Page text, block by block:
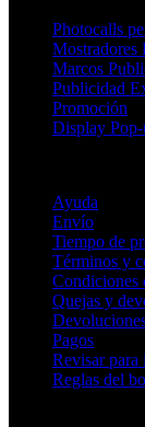
Photocalls
Mostradores
Marcos
Publicidad
Promoción
Display Pop-
Ayuda
Envío
Tiempo de
Términos y
Condiciones
Quejas y
Pagos
Revisar
Reglas del